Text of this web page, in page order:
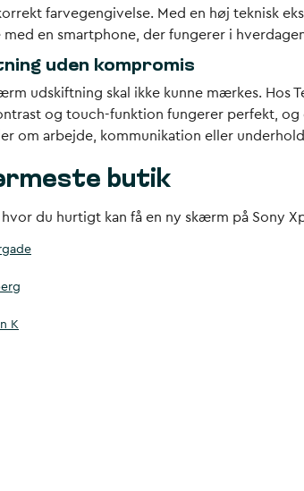
farvegengivelse. Med en høj teknisk
med en smartphone, der fungerer i
uden kompromis
udskiftning skal ikke kunne mærkes. Hos
og touch-funktion fungerer perfekt, og
om arbejde, kommunikation eller
butik
du hurtigt kan få en ny skærm på Sony
K